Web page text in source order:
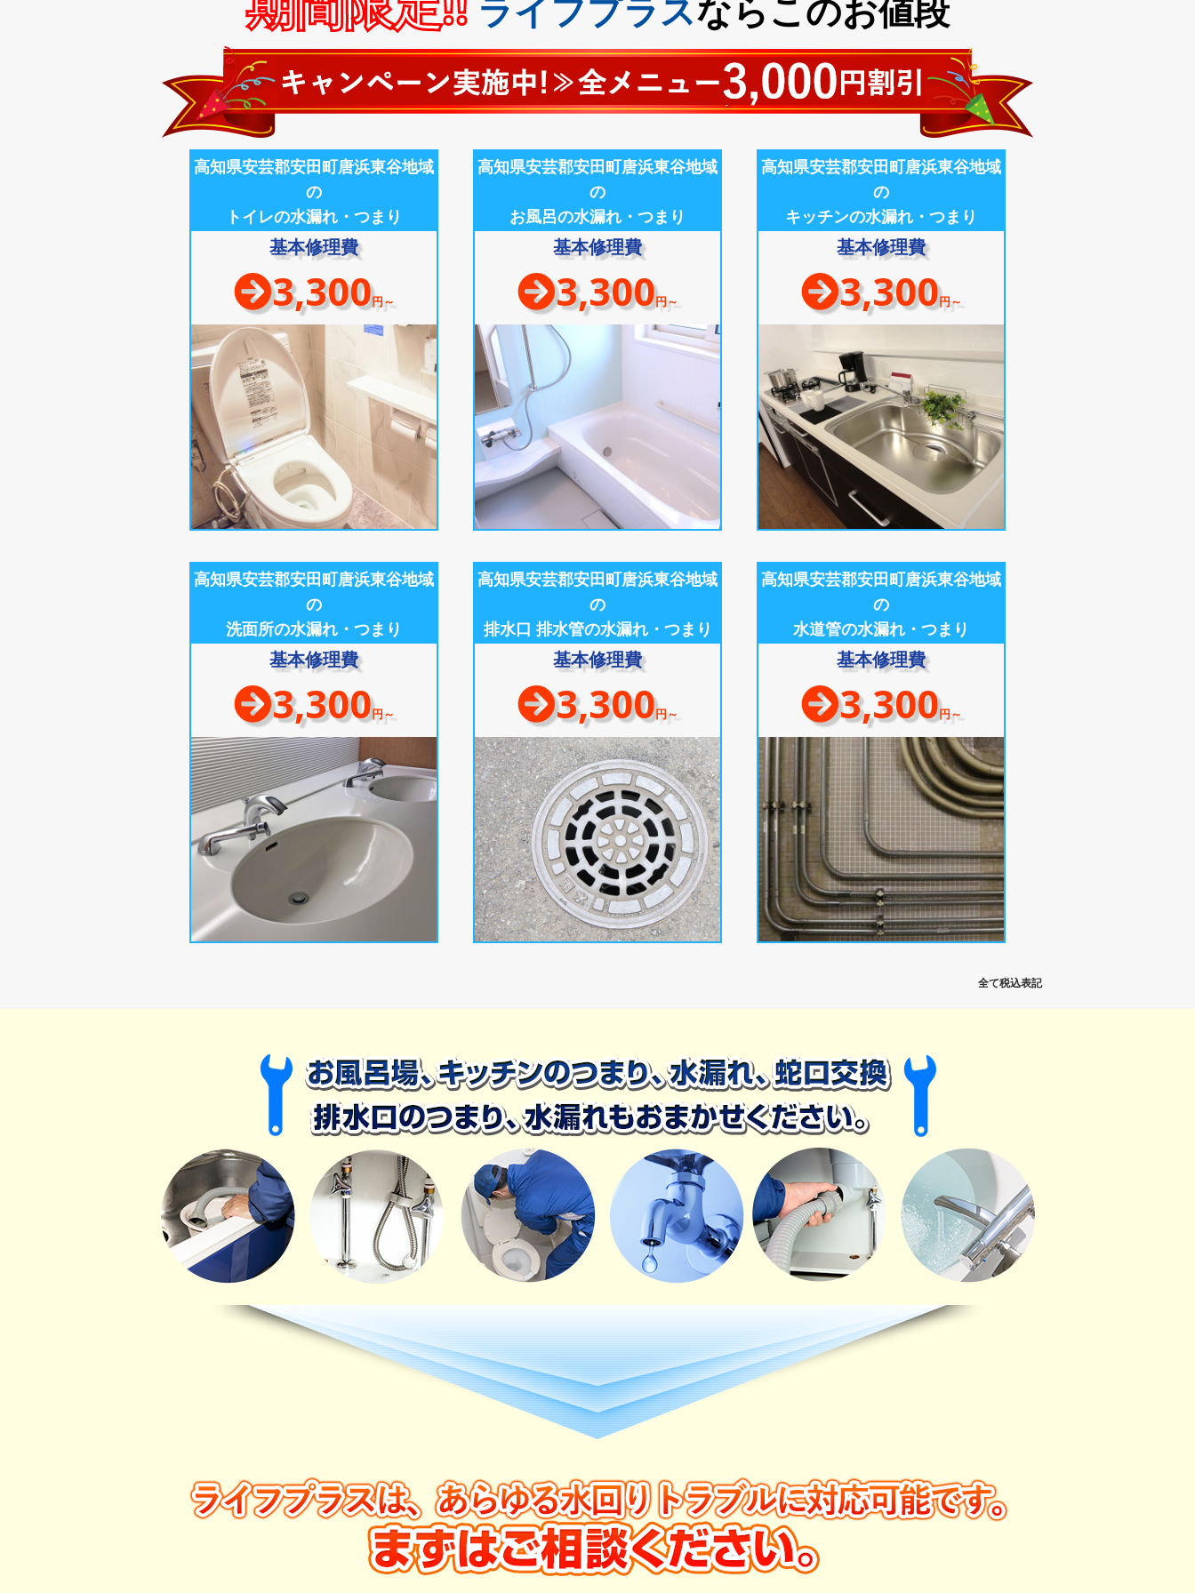
ライフプラスならこのお値段
高知県安芸郡安田町唐浜東谷地域
の
トイレの水漏れ・つまり
基本修理費
3,300円～
高知県安芸郡安田町唐浜東谷地域
の
お風呂の水漏れ・つまり
基本修理費
3,300円～
高知県安芸郡安田町唐浜東谷地域
の
キッチンの水漏れ・つまり
基本修理費
3,300円～
高知県安芸郡安田町唐浜東谷地域
の
洗面所の水漏れ・つまり
基本修理費
3,300円～
高知県安芸郡安田町唐浜東谷地域
の
排水口 排水管の水漏れ・つまり
基本修理費
3,300円～
高知県安芸郡安田町唐浜東谷地域
の
水道管の水漏れ・つまり
基本修理費
3,300円～
全て税込表記